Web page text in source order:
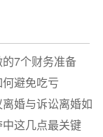
7个财务准备
避免吃亏
婚与诉讼离婚如
这几点最关键